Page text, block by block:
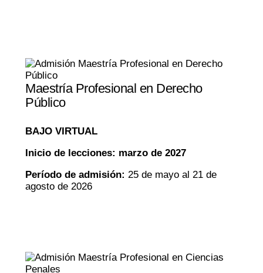
Maestría Profesional en Derecho
Público
BAJO VIRTUAL
Inicio de lecciones: marzo de 2027
Período de admisión: 25 de mayo al 21 de
agosto de 2026